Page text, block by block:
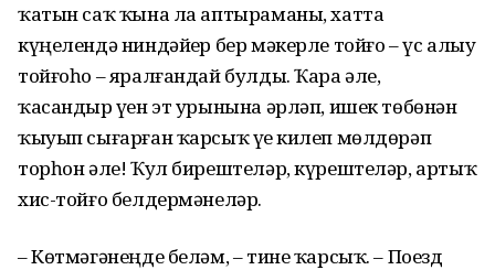
ҡатын саҡ ҡына ла аптыраманы, хатта
күңелендә ниндәйҙер бер мәкерле тойғо – үс алыу
тойғоһо – яралғандай булды. Ҡара әле,
ҡасандыр үҙен эт урынына әрләп, ишек төбөнән
ҡыуып сығарған ҡарсыҡ үҙе килеп мөлдөрәп
торһон әле! Ҡул бирештеләр, күрештеләр, артыҡ
хис-тойғо белдермәнеләр.
– Көтмәгәнеңде беләм, – тине ҡарсыҡ. – Поезд